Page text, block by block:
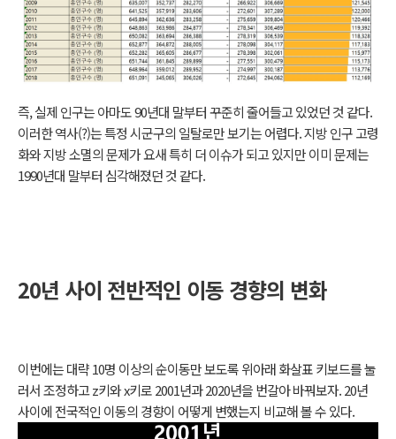
즉, 실제 인구는 아마도 90년대 말부터 꾸준히 줄어들고 있었던 것 같다.
이러한 역사(?)는 특정 시군구의 일탈로만 보기는 어렵다. 지방 인구 고령
화와 지방 소멸의 문제가 요새 특히 더 이슈가 되고 있지만 이미 문제는
1990년대 말부터 심각해졌던 것 같다.
20년 사이 전반적인 이동 경향의 변화
이번에는 대략 10명 이상의 순이동만 보도록 위아래 화살표 키보드를 눌
러서 조정하고 z키와 x키로 2001년과 2020년을 번갈아 바꿔보자. 20년
사이에 전국적인 이동의 경향이 어떻게 변했는지 비교해 볼 수 있다.